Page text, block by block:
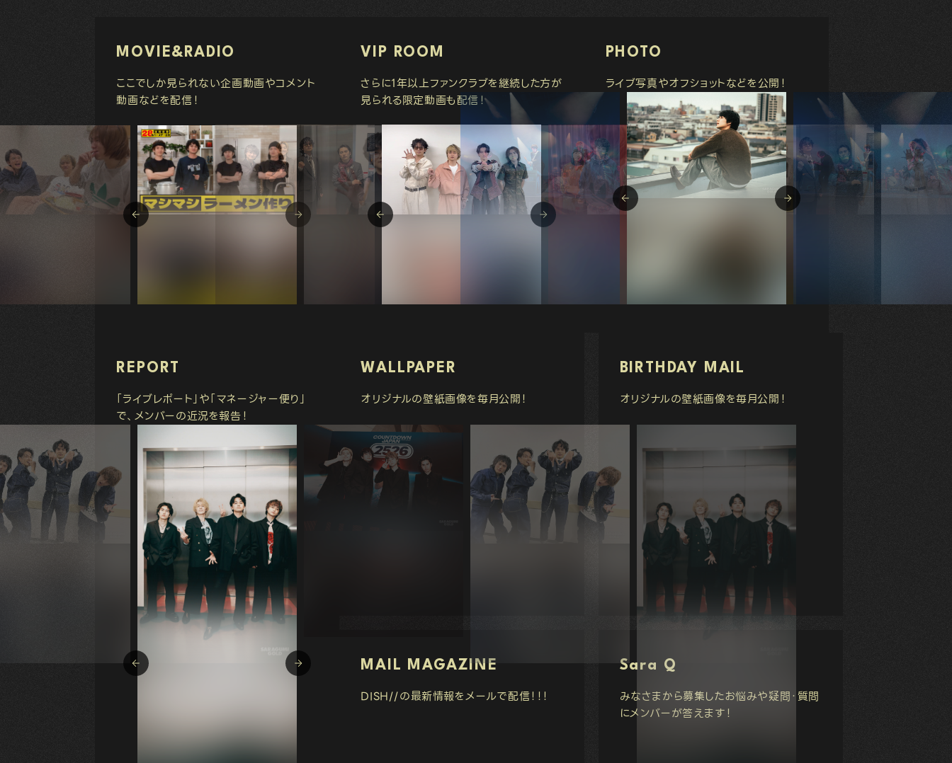
MOVIE&RADIO
ここでしか見られない企画動画やコメント
動画などを配信！
VIP ROOM
さらに1年以上ファンクラブを継続した方が
見られる限定動画も配信！
PHOTO
ライブ写真やオフショットなどを公開！
REPORT
「ライブレポート」や「マネージャー便り」
で、メンバーの近況を報告！
WALLPAPER
オリジナルの壁紙画像を毎月公開！
BIRTHDAY MAIL
オリジナルの壁紙画像を毎月公開！
MAIL MAGAZINE
DISH//の最新情報をメールで配信！！！
Sara Q
みなさまから募集したお悩みや疑問・質問
にメンバーが答えます！